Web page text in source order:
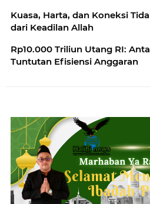
Kuasa, Harta, dan Koneksi
dari Keadilan Allah
Rp10.000 Triliun Utang RI:
Tuntutan Efisiensi Anggaran